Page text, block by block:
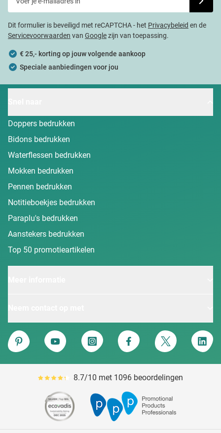
Dit formulier is beveiligd met reCAPTCHA - het Privacybeleid en de
Servicevoorwaarden van Googlezijn van toepassing.
€ 25,- korting op jouw volgende aankoop
Speciale aanbiedingen voor jou
Doppers bedrukken
Bidons bedrukken
Waterflessen bedrukken
Mokken bedrukken
Pennen bedrukken
Notitieboekjes bedrukken
Paraplu's bedrukken
Aanstekers bedrukken
Top 50 promotieartikelen
Van Heijster
Pinterest
YouTube Instagram Facebook Twitter
Gemiddeld reviewpercentage is 87
8.7/10 met 1096 beoordelingen